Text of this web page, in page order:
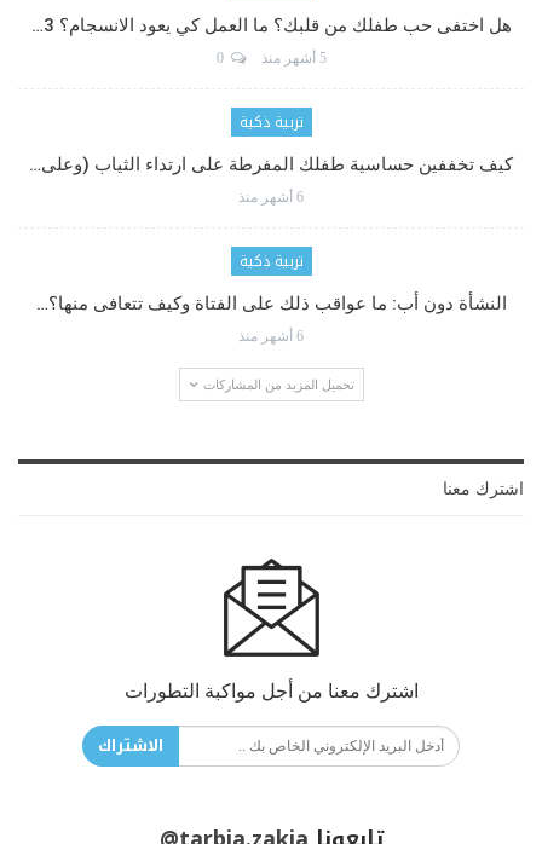
هل اختفى حب طفلك من قلبك؟ ما العمل كي يعود الانسجام؟ 3…
5 أشهر منذ 0
تربية ذكية
كيف تخففين حساسية طفلك المفرطة على ارتداء الثياب (وعلى…
6 أشهر منذ
تربية ذكية
النشأة دون أب: ما عواقب ذلك على الفتاة وكيف تتعافى منها؟…
6 أشهر منذ
تحميل المزيد من المشاركات
اشترك معنا
اشترك معنا من أجل مواكبة التطورات
الاشتراك